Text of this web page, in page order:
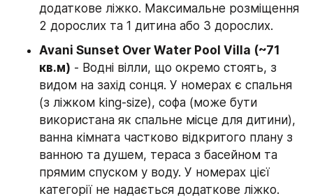
додаткове ліжко. Максимальне розміщення
2 дорослих та 1 дитина або 3 дорослих.
Avani Sunset Over Water Pool Villa (~71
кв.м) - Водні вілли, що окремо стоять, з
видом на захід сонця. У номерах є спальня
(з ліжком king-size), софа (може бути
використана як спальне місце для дитини),
ванна кімната частково відкритого плану з
ванною та душем, тераса з басейном та
прямим спуском у воду. У номерах цієї
категорії не надається додаткове ліжко.